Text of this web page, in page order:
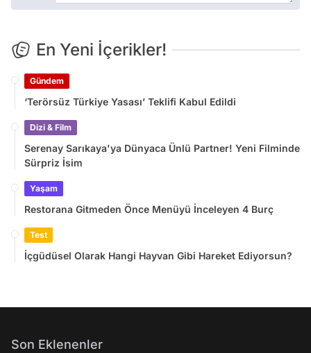
En Yeni İçerikler!
Gündem
‘Terörsüz Türkiye Yasası’ Teklifi Kabul Edildi
Dizi & Film
Serenay Sarıkaya'ya Dünyaca Ünlü Partner! Yeni Filminde
Sürpriz İsim
Yaşam
Restorana Gitmeden Önce Menüyü İnceleyen 4 Burç
Test
İçgüdüsel Olarak Hangi Hayvan Gibi Hareket Ediyorsun?
Son Eklenenler